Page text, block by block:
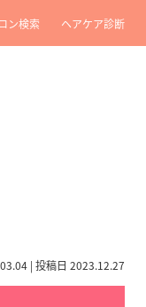
ン検索 ヘアケア診断
| 投稿日 2023.12.27